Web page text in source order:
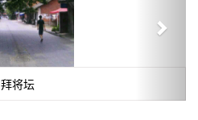
拜将坛